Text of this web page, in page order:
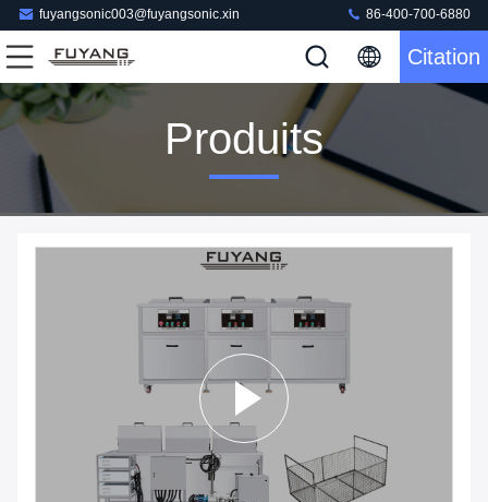
fuyangsonic003@fuyangsonic.xin 86-400-700-6880
Citation
Produits